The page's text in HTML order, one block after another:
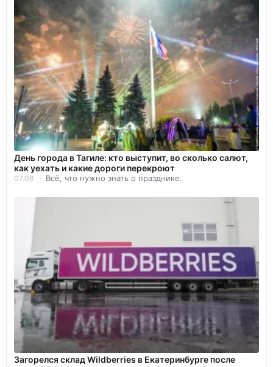
День города в Тагиле: кто выступит, во сколько салют,
как уехать и какие дороги перекроют
07.08 Всё, что нужно знать о празднике.
Загорелся склад Wildberries в Екатеринбурге после